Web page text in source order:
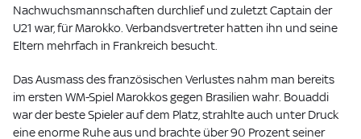
Nachwuchsmannschaften durchlief und zuletzt Captain der
U21 war, für Marokko. Verbandsvertreter hatten ihn und seine
Eltern mehrfach in Frankreich besucht.
Das Ausmass des französischen Verlustes nahm man bereits
im ersten WM-Spiel Marokkos gegen Brasilien wahr. Bouaddi
war der beste Spieler auf dem Platz, strahlte auch unter Druck
eine enorme Ruhe aus und brachte über 90 Prozent seiner